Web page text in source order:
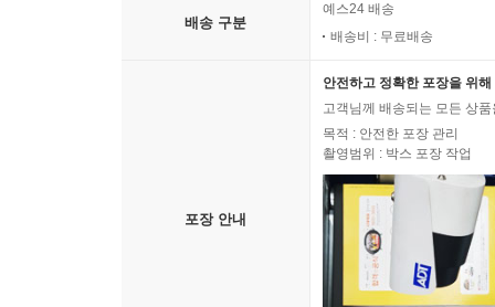
찾아보기
배송 구분
예스24 배송
배송비 : 무료배송
포장 안내
안전하고 정확한 포장을 위
고객님께 배송되는 모든 상
목적 : 안전한 포장 관리
촬영범위 : 박스 포장 작업